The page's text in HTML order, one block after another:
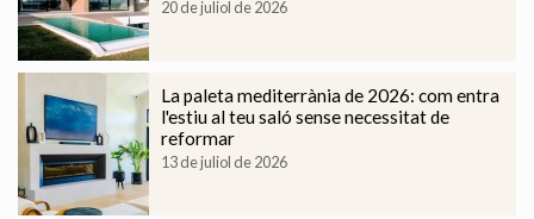
20 de juliol de 2026
La paleta mediterrània de 2026: com entra
l'estiu al teu saló sense necessitat de
reformar
13 de juliol de 2026